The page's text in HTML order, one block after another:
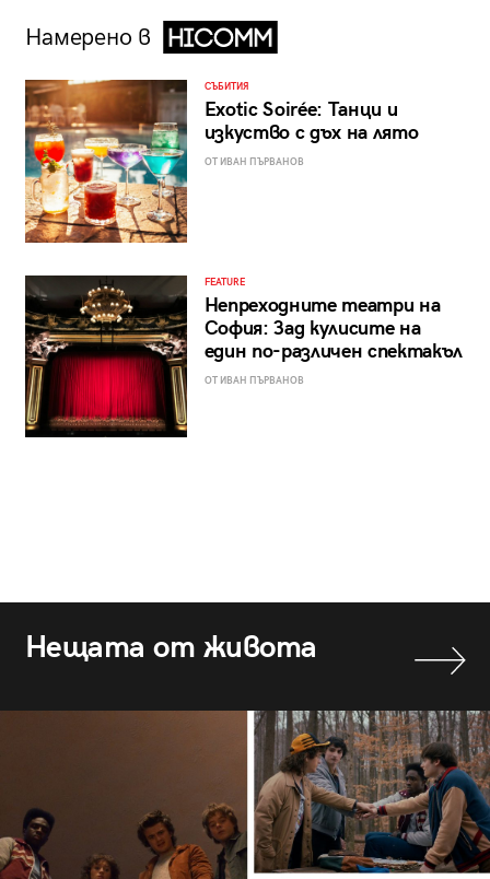
Намерено в
СЪБИТИЯ
Exotic Soirée: Танци и
изкуство с дъх на лято
ОТ ИВАН ПЪРВАНОВ
FEATURE
Непреходните театри на
София: Зад кулисите на
един по-различен спектакъл
ОТ ИВАН ПЪРВАНОВ
Нещата от живота